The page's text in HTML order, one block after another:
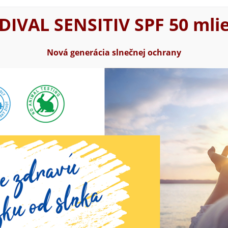
SENSITIV SPF 50
Nová generácia slnečnej ochrany